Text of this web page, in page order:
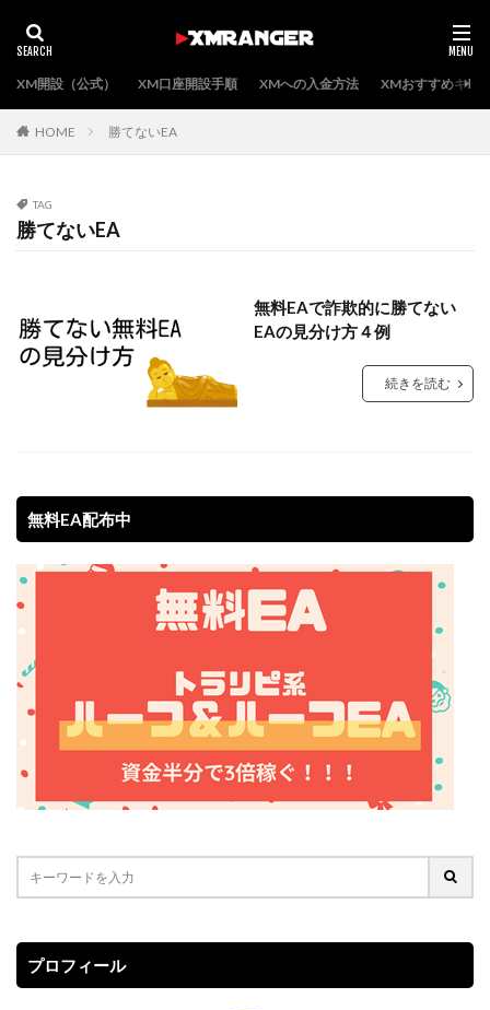
XM開設（公式） XM口座開設手順 XMへの入金方法 XMおすすめキャ
HOME 勝てないEA
TAG
勝てないEA
無料EAで詐欺的に勝てない
EAの見分け方４例
続きを読む
無料EA配布中
プロフィール